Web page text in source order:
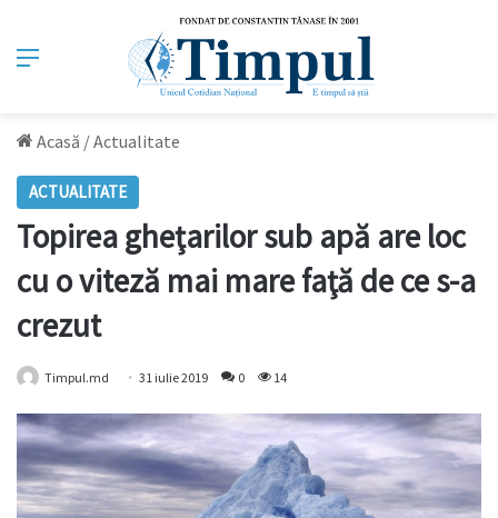
Meniu
Acasă /Actualitate
ACTUALITATE
Topirea gheţarilor sub apă are loc
cu o viteză mai mare faţă de ce s-a
crezut
Timpul.md 31 iulie 2019 0 14